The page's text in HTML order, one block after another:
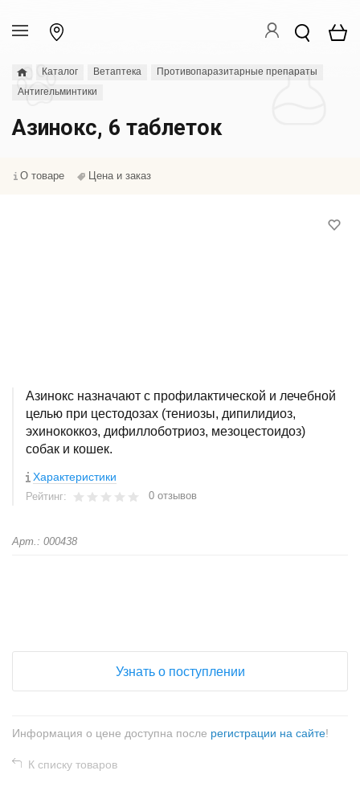
Каталог Ветаптека
Противопаразитарные препараты
Антигельминтики
Азинокс, 6 таблеток
О товаре Цена и заказ
Азинокс назначают с профилактической и лечебной
целью при цестодозах (тениозы, дипилидиоз,
эхинококкоз, дифиллоботриоз, мезоцестоидоз)
собак и кошек.
Характеристики
Рейтинг: 0 отзывов
Арт.: 000438
Узнать о поступлении
Информация о цене доступна после регистрации на сайте!
К списку товаров